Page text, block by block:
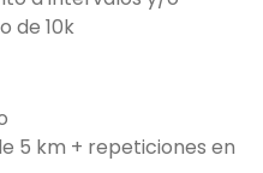
de 10k
5 km + repeticiones en